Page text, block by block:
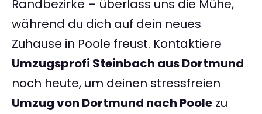
Randbezirke – überlass uns die Mühe,
während du dich auf dein neues
Zuhause in Poole freust. Kontaktiere
Umzugsprofi Steinbach aus Dortmund
noch heute, um deinen stressfreien
Umzug von Dortmund nach Poole zu